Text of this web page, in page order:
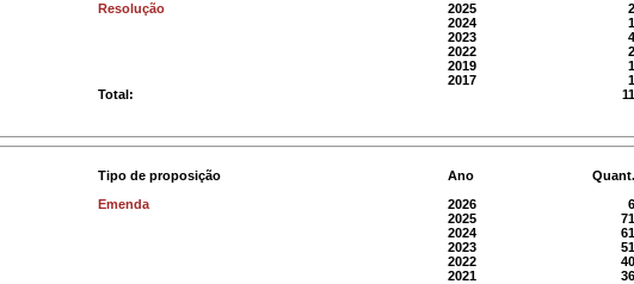
Resolução 2025
2
2024
1
2023
4
2022
2
2019
1
2017
1
Total:
11
Tipo de proposição Ano
Quant.
Emenda
2026
6
2025
71
2024
61
2023
51
2022
40
2021
36